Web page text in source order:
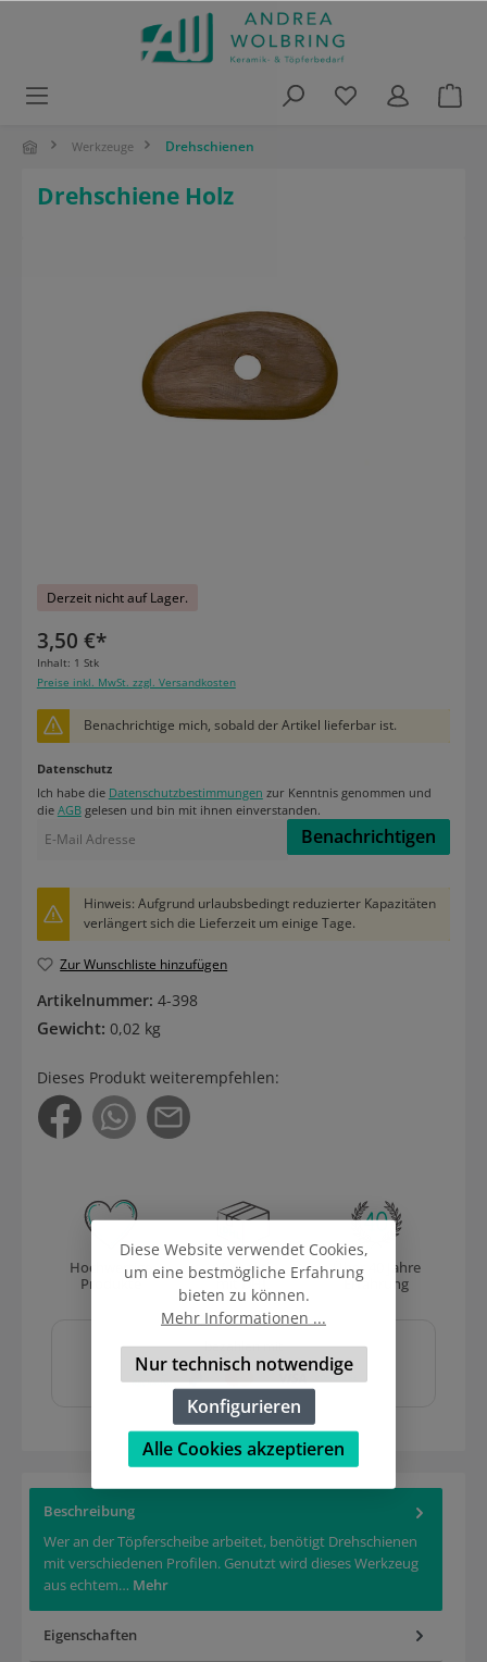
Werkzeuge Drehschienen
Drehschiene Holz
Derzeit nicht auf Lager.
3,50 €*
Inhalt: 1 Stk
Preise inkl. MwSt. zzgl. Versandkosten
Benachrichtige mich, sobald der Artikel lieferbar ist.
Datenschutz
Ich habe die Datenschutzbestimmungen zur Kenntnis genommen und
die AGBgelesen und bin mit ihnen einverstanden.
Benachrichtigen
Hinweis: Aufgrund urlaubsbedingt reduzierter Kapazitäten
verlängert sich die Lieferzeit um einige Tage.
Zur Wunschliste hinzufügen
Artikelnummer: 4-398
Gewicht: 0,02 kg
Dieses Produkt weiterempfehlen:
Hochwertige
Produkte
Versand
mit DHL
Über 40 Jahre
Erfahrung
Sicher und schnell
bezahlen mit
Beschreibung
Wer an der Töpferscheibe arbeitet, benötigt Drehschienen
mit verschiedenen Profilen. Genutzt wird dieses Werkzeug
aus echtem… Mehr
Eigenschaften
Diese Website verwendet Cookies,
um eine bestmögliche Erfahrung
bieten zu können.
Mehr Informationen ...
Nur technisch notwendige
Konfigurieren
Alle Cookies akzeptieren